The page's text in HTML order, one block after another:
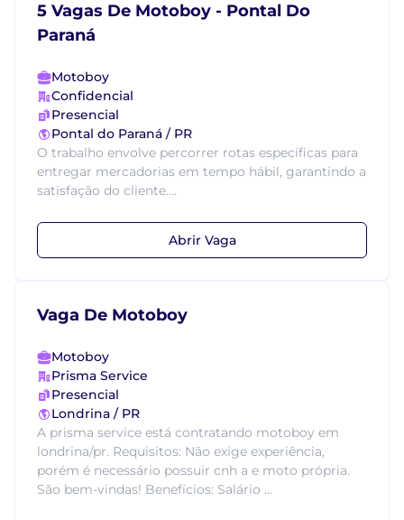
5 Vagas De Motoboy - Pontal Do
Paraná
Motoboy
Confidencial
Presencial
Pontal do Paraná / PR
O trabalho envolve percorrer rotas específicas para
entregar mercadorias em tempo hábil, garantindo a
satisfação do cliente....
Abrir Vaga
Vaga De Motoboy
Motoboy
Prisma Service
Presencial
Londrina / PR
A prisma service está contratando motoboy em
londrina/pr. Requisitos: Não exige experiência,
porém é necessário possuir cnh a e moto própria.
São bem-vindas! Benefícios: Salário ...